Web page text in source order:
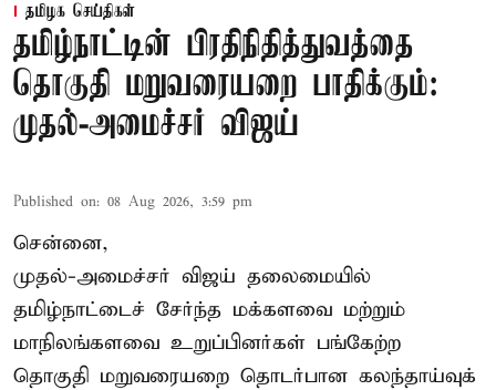
தமிழக செய்திகள்
தமிழ்நாட்டின் பிரதிநிதித்துவத்தை
தொகுதி மறுவரையறை பாதிக்கும்:
முதல்-அமைச்சர் விஜய்
Published on: 08 Aug 2026, 3:59 pm
சென்னை,
முதல்-அமைச்சர் விஜய் தலைமையில்
தமிழ்நாட்டைச் சேர்ந்த மக்களவை மற்றும்
மாநிலங்களவை உறுப்பினர்கள் பங்கேற்ற
தொகுதி மறுவரையறை தொடர்பான கலந்தாய்வுக்